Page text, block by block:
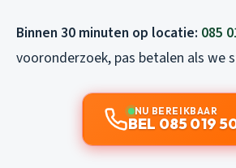
Binnen 30 minuten op locatie: 085
vooronderzoek, pas betalen als we
NU BEREIKBAAR
BEL 085 019